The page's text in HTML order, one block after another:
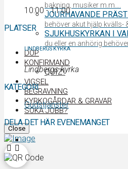
bakning, musiker m.m….
JOURHAVANDE PRÄST
behöver akut hjälp kvälls-
SJUKHUSKYRKAN I
du eller en anhörig
DOP
KONFIRMAND
QUIZ!
VIGSEL
BEGRAVNING
KYRKOGÅRDAR & GRAVAR
SÖKA JOBB?
Close
10:00 - 11:00
PLATSER
LINDBERGS KYRKA
Lindbergs kyrka
KATEGORI
Gudstjänster
DELA DET HÄR EVENEMANGET